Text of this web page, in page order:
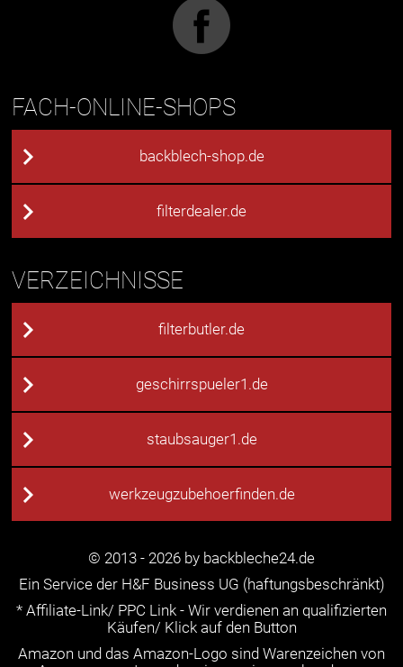
FACH-ONLINE-SHOPS
backblech-shop.de
filterdealer.de
VERZEICHNISSE
filterbutler.de
geschirrspueler1.de
staubsauger1.de
werkzeugzubehoerfinden.de
© 2013 - 2026 by backbleche24.de
Ein Service der H&F Business UG (haftungsbeschränkt)
* Affiliate-Link/ PPC Link - Wir verdienen an qualifizierten
Käufen/ Klick auf den Button
Amazon und das Amazon-Logo sind Warenzeichen von